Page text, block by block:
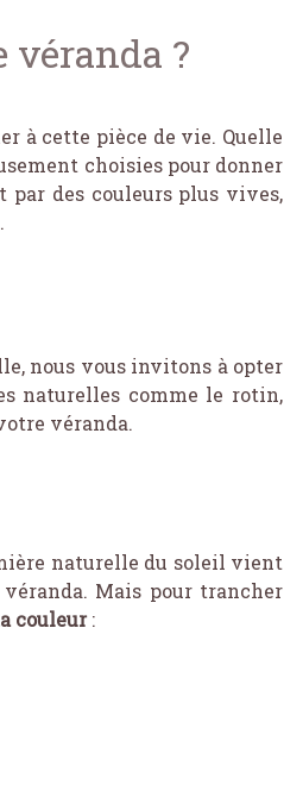
véranda ?
à cette pièce de vie. Quelle
choisies pour donner
par des couleurs plus vives,
nous vous invitons à opter
naturelles comme le rotin,
véranda.
naturelle du soleil vient
Mais pour trancher
couleur: